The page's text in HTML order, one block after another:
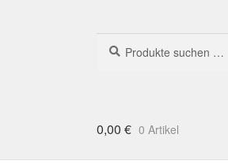
nach:
0,00 € 0 Artikel